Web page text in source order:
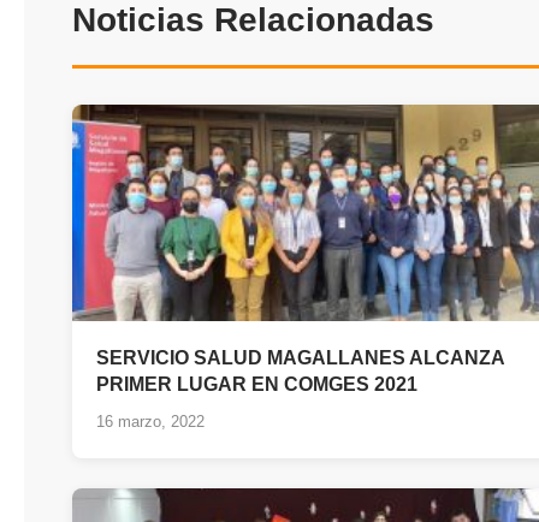
Noticias Relacionadas
SERVICIO SALUD MAGALLANES ALCANZA
PRIMER LUGAR EN COMGES 2021
16 marzo, 2022